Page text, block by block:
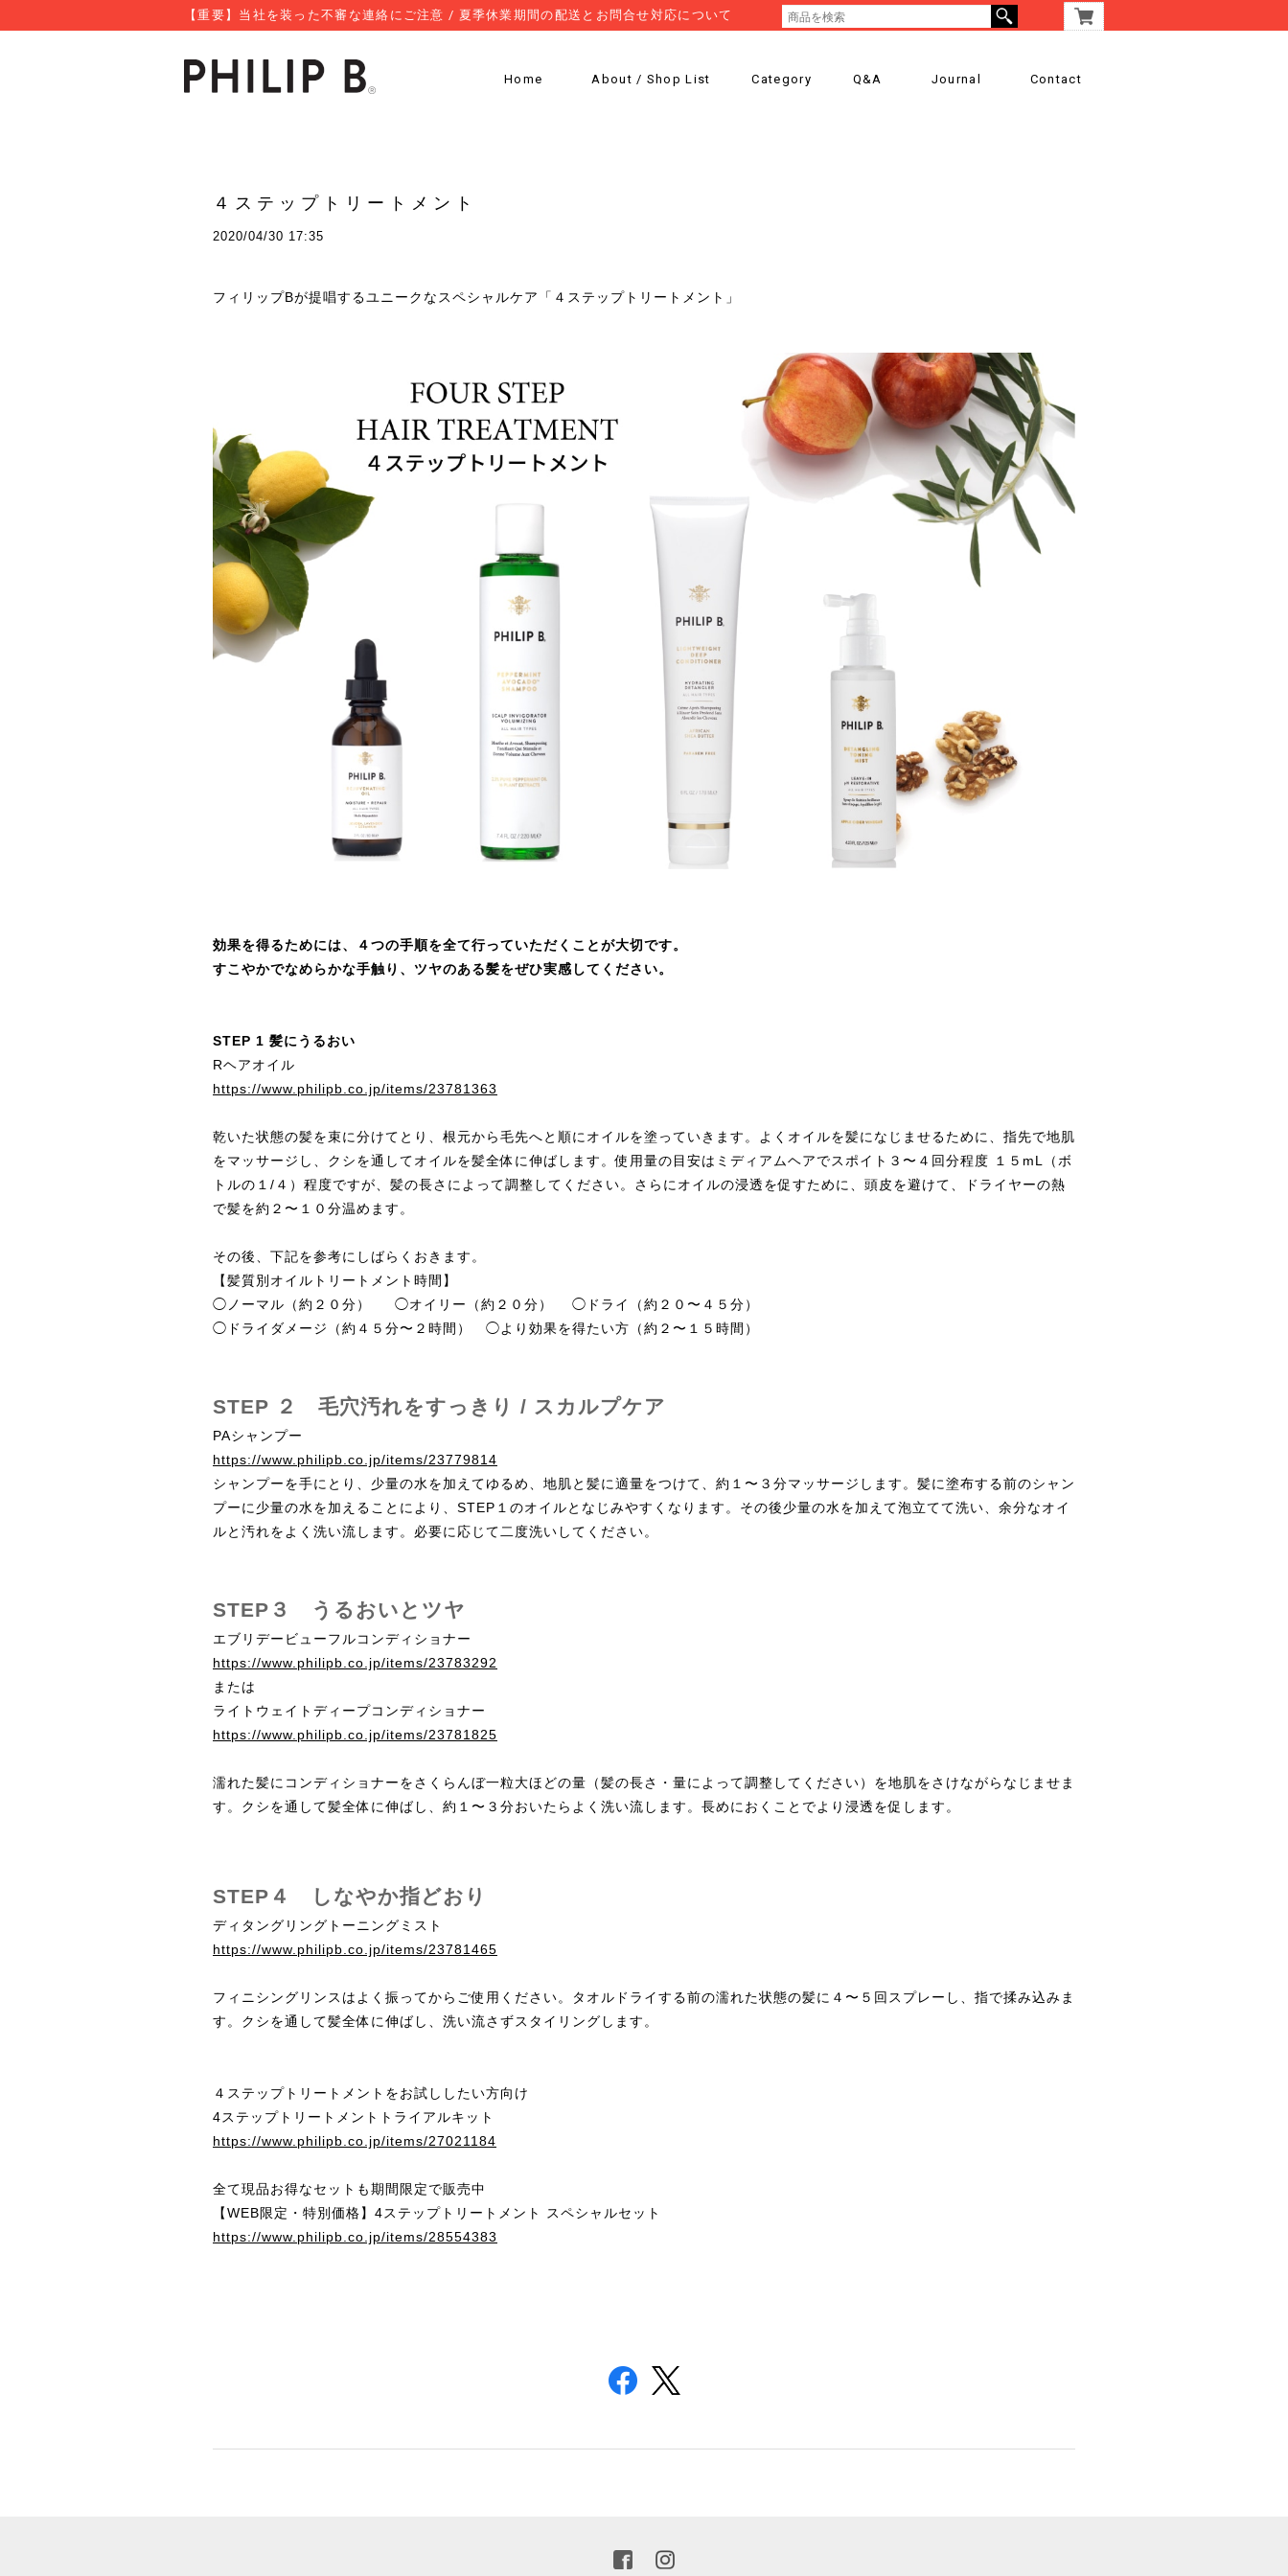
【重要】当社を装った不審な連絡にご注意 / 夏季休業期間の配送とお問合せ対応について
Home About / Shop List Category Q&A Journal Contact
４ステップトリートメント
2020/04/30 17:35
フィリップBが提唱するユニークなスペシャルケア「４ステップトリートメント」
効果を得るためには、４つの手順を全て行っていただくことが大切です。
すこやかでなめらかな手触り、ツヤのある髪をぜひ実感してください。
STEP 1 髪にうるおい
Rヘアオイル
https://www.philipb.co.jp/items/23781363
乾いた状態の髪を束に分けてとり、根元から毛先へと順にオイルを塗っていきます。よくオイルを髪になじませるために、指先で地肌
をマッサージし、クシを通してオイルを髪全体に伸ばします。使用量の目安はミディアムヘアでスポイト３〜４回分程度 １５mL（ボ
トルの１/４）程度ですが、髪の長さによって調整してください。さらにオイルの浸透を促すために、頭皮を避けて、ドライヤーの熱
で髪を約２〜１０分温めます。
その後、下記を参考にしばらくおきます。
【髪質別オイルトリートメント時間】
◯ノーマル（約２０分） ◯オイリー（約２０分） ◯ドライ（約２０〜４５分）
◯ドライダメージ（約４５分〜２時間） ◯より効果を得たい方（約２〜１５時間）
STEP ２ 毛穴汚れをすっきり / スカルプケア
PAシャンプー
https://www.philipb.co.jp/items/23779814
シャンプーを手にとり、少量の水を加えてゆるめ、地肌と髪に適量をつけて、約１〜３分マッサージします。髪に塗布する前のシャン
プーに少量の水を加えることにより、STEP１のオイルとなじみやすくなります。その後少量の水を加えて泡立てて洗い、余分なオイ
ルと汚れをよく洗い流します。必要に応じて二度洗いしてください。
STEP３ うるおいとツヤ
エブリデービューフルコンディショナー
https://www.philipb.co.jp/items/23783292
または
ライトウェイトディープコンディショナー
https://www.philipb.co.jp/items/23781825
濡れた髪にコンディショナーをさくらんぼ一粒大ほどの量（髪の長さ・量によって調整してください）を地肌をさけながらなじませま
す。クシを通して髪全体に伸ばし、約１〜３分おいたらよく洗い流します。長めにおくことでより浸透を促します。
STEP４ しなやか指どおり
ディタングリングトーニングミスト
https://www.philipb.co.jp/items/23781465
フィニシングリンスはよく振ってからご使用ください。タオルドライする前の濡れた状態の髪に４〜５回スプレーし、指で揉み込みま
す。クシを通して髪全体に伸ばし、洗い流さずスタイリングします。
４ステップトリートメントをお試ししたい方向け
4ステップトリートメントトライアルキット
https://www.philipb.co.jp/items/27021184
全て現品お得なセットも期間限定で販売中
【WEB限定・特別価格】4ステップトリートメント スペシャルセット
https://www.philipb.co.jp/items/28554383